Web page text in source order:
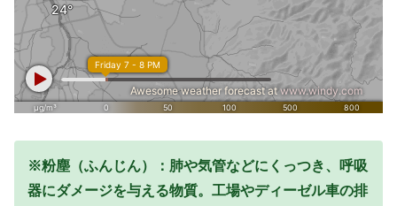
※粉塵（ふんじん）：肺や気管などにくっつき、呼吸
器にダメージを与える物質。工場やディーゼル車の排